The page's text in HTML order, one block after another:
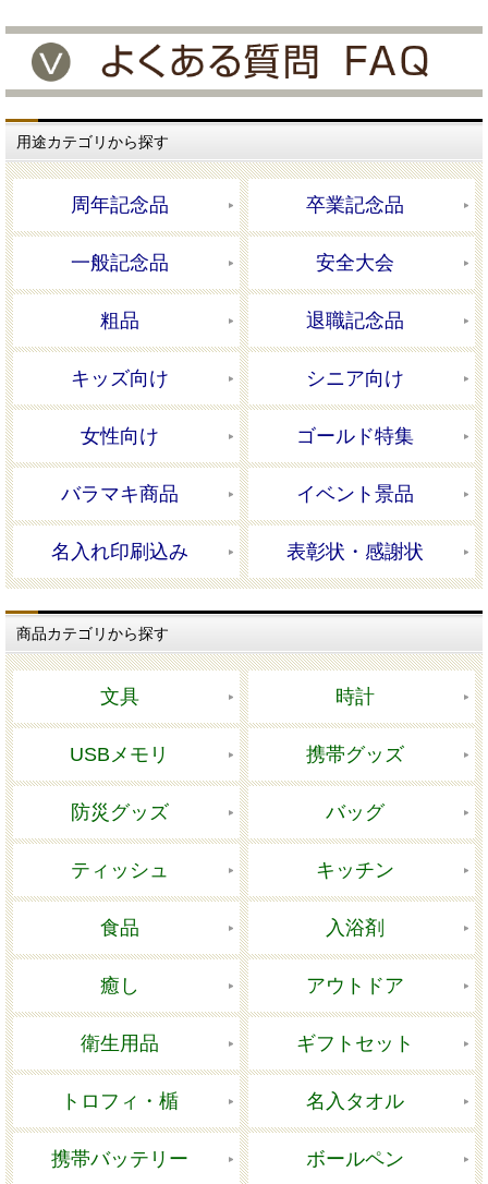
用途カテゴリから探す
周年記念品 卒業記念品
一般記念品 安全大会
粗品 退職記念品
キッズ向け シニア向け
女性向け ゴールド特集
バラマキ商品 イベント景品
名入れ印刷込み 表彰状・感謝状
商品カテゴリから探す
文具 時計
USBメモリ 携帯グッズ
防災グッズ バッグ
ティッシュ キッチン
食品 入浴剤
癒し アウトドア
衛生用品 ギフトセット
トロフィ・楯 名入タオル
携帯バッテリー ボールペン